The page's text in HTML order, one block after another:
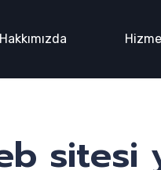
Hakkımızda
sitesi